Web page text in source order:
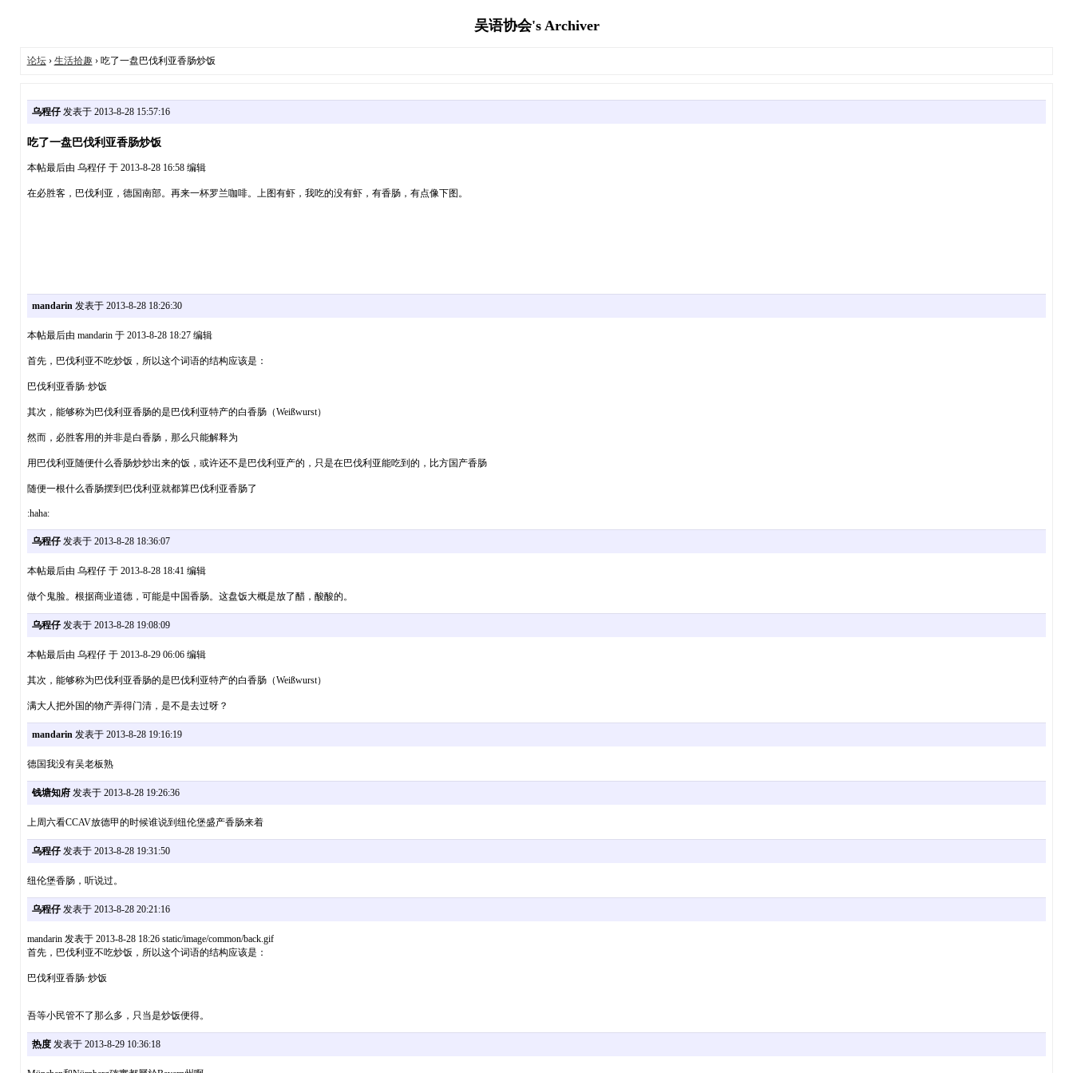
吴语协会's Archiver
论坛› 生活拾趣 › 吃了一盘巴伐利亚香肠炒饭
乌程仔发表于 2013-8-28 15:57:16
吃了一盘巴伐利亚香肠炒饭
本帖最后由 乌程仔 于 2013-8-28 16:58 编辑
在必胜客，巴伐利亚，德国南部。再来一杯罗兰咖啡。上图有虾，我吃的没有虾，有香肠，有点像下图。
mandarin发表于 2013-8-28 18:26:30
本帖最后由 mandarin 于 2013-8-28 18:27 编辑
首先，巴伐利亚不吃炒饭，所以这个词语的结构应该是：
巴伐利亚香肠·炒饭
其次，能够称为巴伐利亚香肠的是巴伐利亚特产的白香肠（Weißwurst）
然而，必胜客用的并非是白香肠，那么只能解释为
用巴伐利亚随便什么香肠炒炒出来的饭，或许还不是巴伐利亚产的，只是在巴伐利亚能吃到的，比方国产香肠
随便一根什么香肠摆到巴伐利亚就都算巴伐利亚香肠了
:haha:
乌程仔发表于 2013-8-28 18:36:07
本帖最后由 乌程仔 于 2013-8-28 18:41 编辑
做个鬼脸。根据商业道德，可能是中国香肠。这盘饭大概是放了醋，酸酸的。
乌程仔发表于 2013-8-28 19:08:09
本帖最后由 乌程仔 于 2013-8-29 06:06 编辑
其次，能够称为巴伐利亚香肠的是巴伐利亚特产的白香肠（Weißwurst）
满大人把外国的物产弄得门清，是不是去过呀？
mandarin发表于 2013-8-28 19:16:19
德国我没有吴老板熟
钱塘知府发表于 2013-8-28 19:26:36
上周六看CCAV放德甲的时候谁说到纽伦堡盛产香肠来着
乌程仔发表于 2013-8-28 19:31:50
纽伦堡香肠，听说过。
乌程仔发表于 2013-8-28 20:21:16
mandarin 发表于 2013-8-28 18:26 static/image/common/back.gif
首先，巴伐利亚不吃炒饭，所以这个词语的结构应该是：
巴伐利亚香肠·炒饭
吾等小民管不了那么多，只当是炒饭便得。
热度发表于 2013-8-29 10:36:18